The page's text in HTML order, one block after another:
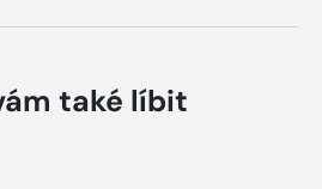
také líbit